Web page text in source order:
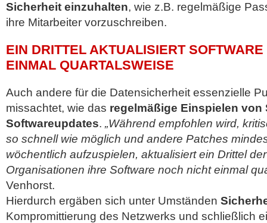
Sicherheit einzuhalten, wie z.B. regelmäßige
ihre Mitarbeiter vorzuschreiben.
EIN DRITTEL AKTUALISIERT
EINMAL QUARTALSWEISE
Auch andere für die Datensicherheit essenzielle
missachtet, wie das regelmäßige Einspielen von
Softwareupdates. „Während empfohlen wird,
so schnell wie möglich und andere Patches
wöchentlich aufzuspielen, aktualisiert ein Drittel
Organisationen ihre Software noch nicht einmal
Venhorst.
Hierdurch ergäben sich unter Umständen
Kompromittierung des Netzwerks und schließlich